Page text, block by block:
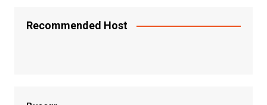
Recommended Host